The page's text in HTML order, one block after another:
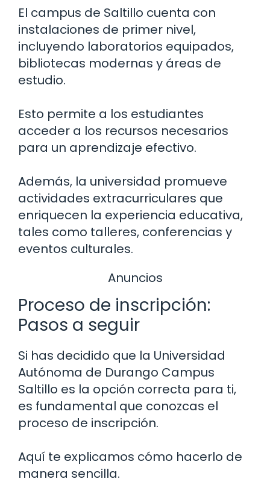
El campus de Saltillo cuenta con
instalaciones de primer nivel,
incluyendo laboratorios equipados,
bibliotecas modernas y áreas de
estudio.
Esto permite a los estudiantes
acceder a los recursos necesarios
para un aprendizaje efectivo.
Además, la universidad promueve
actividades extracurriculares que
enriquecen la experiencia educativa,
tales como talleres, conferencias y
eventos culturales.
Anuncios
Proceso de inscripción:
Pasos a seguir
Si has decidido que la Universidad
Autónoma de Durango Campus
Saltillo es la opción correcta para ti,
es fundamental que conozcas el
proceso de inscripción.
Aquí te explicamos cómo hacerlo de
manera sencilla.